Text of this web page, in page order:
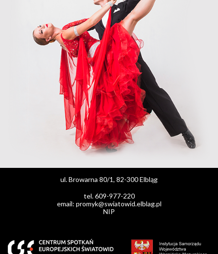
ul. Browarna 80/1, 82-300 Elbląg
tel. 609-977-220
email: promyk@swiatowid.elblag.pl
NIP